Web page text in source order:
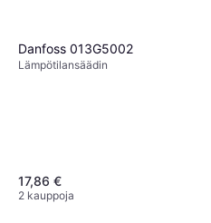
Danfoss 013G5002
Lämpötilansäädin
17,86 €
2 kauppoja